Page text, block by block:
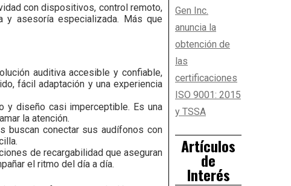
con dispositivos, control remoto,
y asesoría especializada. Más que
auditiva accesible y confiable,
fácil adaptación y una experiencia
y diseño casi imperceptible. Es una
la atención.
buscan conectar sus audífonos con
de recargabilidad que aseguran
el ritmo del día a día.
Gen Inc.
anuncia la
obtención de
las
certificaciones
ISO 9001: 2015
y TSSA
Artículos
de
Interés